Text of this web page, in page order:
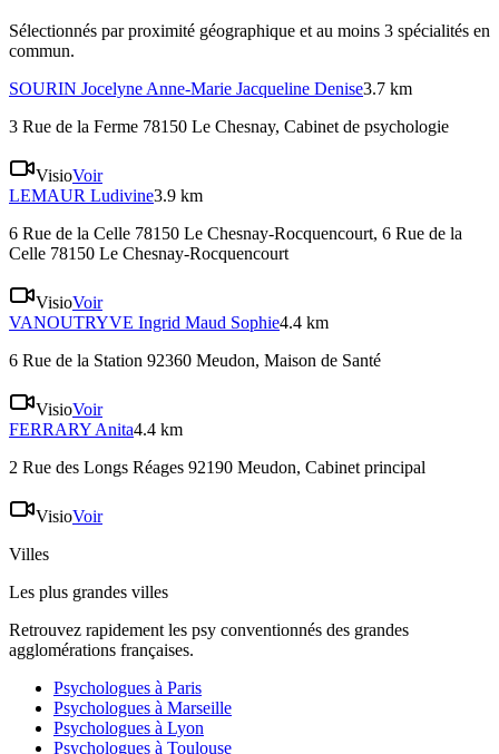
Sélectionnés par proximité géographique et au moins 3 spécialités en
commun.
SOURIN Jocelyne Anne-Marie Jacqueline Denise3.7 km
3 Rue de la Ferme 78150 Le Chesnay, Cabinet de psychologie
VisioVoir
LEMAUR Ludivine3.9 km
6 Rue de la Celle 78150 Le Chesnay-Rocquencourt, 6 Rue de la
Celle 78150 Le Chesnay-Rocquencourt
VisioVoir
VANOUTRYVE Ingrid Maud Sophie4.4 km
6 Rue de la Station 92360 Meudon, Maison de Santé
VisioVoir
FERRARY Anita4.4 km
2 Rue des Longs Réages 92190 Meudon, Cabinet principal
VisioVoir
Villes
Les plus grandes villes
Retrouvez rapidement les psy conventionnés des grandes
agglomérations françaises.
Psychologues à Paris
Psychologues à Marseille
Psychologues à Lyon
Psychologues à Toulouse